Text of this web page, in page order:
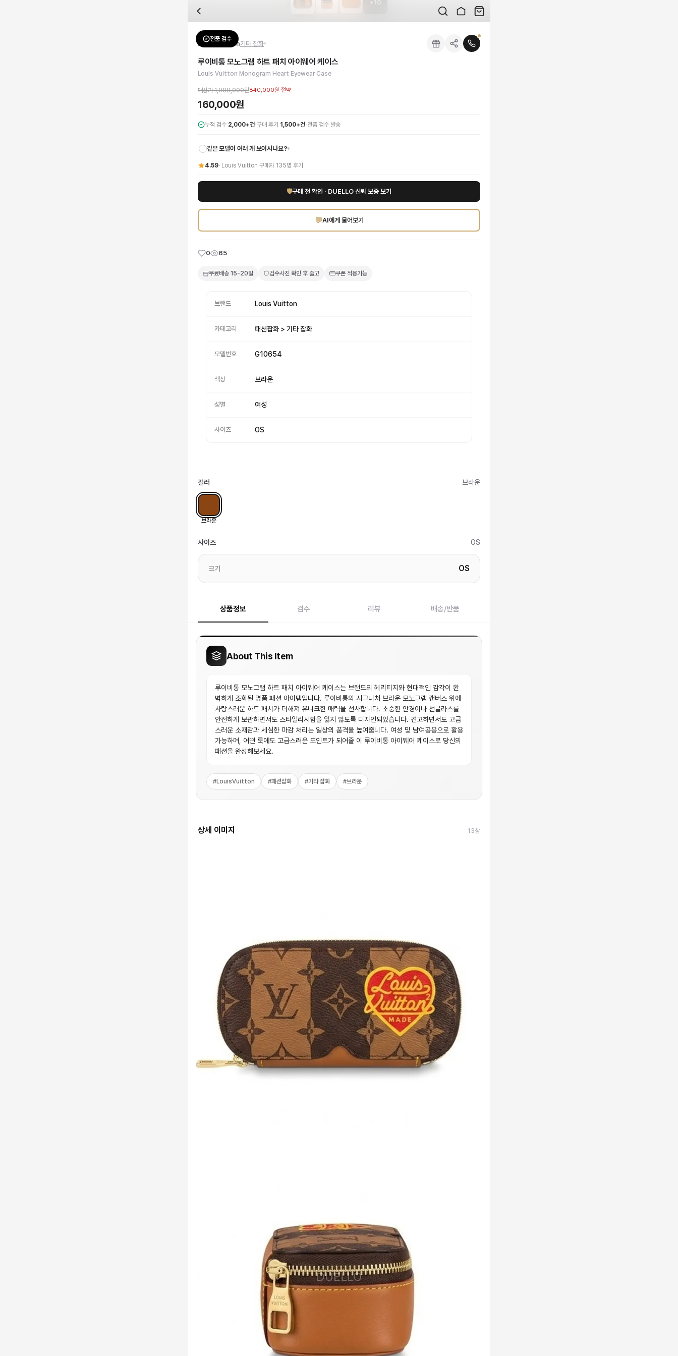
전문 스태프가 실물 상품을 직접 확인한 후 검수 사진을 제공합니다. 가죽 재질, 로고 각인, 스티치 간격, 하드웨어 색상, 내부 마감을 확인하며, 상품당 평균 4~8장의 검수 사진을 받아보실 수 있습니다.
수령 후 7일 이내 신청하시면 상품 하자, 사이즈 불일치, 고객 변심 모두 교환·반품이 가능합니다. 고객 변심 시 반품 배송비는 고객 부담이며, 상품 하자 시에는 무료입니다.
네, 쿠폰과 적립금을 결제 시 함께 사용하실 수 있습니다. 적립금은 1,000원 이상부터 사용 가능합니다.
루이비통 모노그램 하트 패치 아이웨어 케이스는 브랜드의 헤리티지와 현대적인 감각이 완벽하게 조화된 명품 패션 아이템입니다. 루이비통의 시그니처 브라운 모노그램 캔버스 위에 사랑스러운 하트 패치가 더해져 유니크한 매력을 선사합니다.
을 DUELLO에서 만나보세요. 고퀄리티 하이엔드 인증 상품. 무료배송.
10
전품 검수
Louis Vuitton기타 잡화
루이비통 모노그램 하트 패치 아이웨어 케이스
Louis Vuitton Monogram Heart Eyewear Case
매장가1,000,000원840,000원 절약
160,000원
누적 검수 2,000+건·구매 후기 1,500+건· 전품 검수 발송
i 같은 모델이 여러 개 보이시나요?▾
4.59· Louis Vuitton 구매자 135명 후기
🛡구매 전 확인 · DUELLO 신뢰 보증 보기
💬AI에게 물어보기
0 65
무료배송 15-20일 검수사진 확인 후 출고 쿠폰 적용가능
브랜드 Louis Vuitton
카테고리 패션잡화 > 기타 잡화
모델번호 G10654
색상 브라운
성별 여성
사이즈 OS
컬러 브라운
브라운
사이즈 OS
크기 OS
상품정보 검수 리뷰 배송/반품
About This Item
루이비통 모노그램 하트 패치 아이웨어 케이스는 브랜드의 헤리티지와 현대적인 감각이 완
벽하게 조화된 명품 패션 아이템입니다. 루이비통의 시그니처 브라운 모노그램 캔버스 위에
사랑스러운 하트 패치가 더해져 유니크한 매력을 선사합니다. 소중한 안경이나 선글라스를
안전하게 보관하면서도 스타일리시함을 잃지 않도록 디자인되었습니다. 견고하면서도 고급
스러운 소재감과 세심한 마감 처리는 일상의 품격을 높여줍니다. 여성 및 남여공용으로 활용
가능하며, 어떤 룩에도 고급스러운 포인트가 되어줄 이 루이비통 아이웨어 케이스로 당신의
패션을 완성해보세요.
#LouisVuitton #패션잡화 #기타 잡화 #브라운
상세 이미지 13장